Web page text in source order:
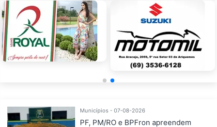
Municípios - 07-08-2026
PF, PM/RO e BPFron apreendem